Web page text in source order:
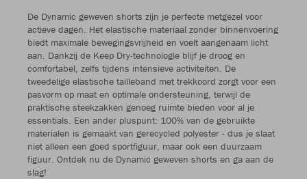
De Dynamic geweven shorts zijn je perfecte metgezel voor
actieve dagen. Het elastische materiaal zonder binnenvoering
biedt maximale bewegingsvrijheid en voelt aangenaam licht
aan. Dankzij de Keep Dry-technologie blijf je droog en
comfortabel, zelfs tijdens intensieve activiteiten. De
tweedelige elastische tailleband met trekkoord zorgt voor een
pasvorm op maat en optimale ondersteuning, terwijl de
praktische steekzakken genoeg ruimte bieden voor al je
essentials. Een ander pluspunt: 100% van de gebruikte
materialen is gemaakt van gerecycled polyester - dus je slaat
niet alleen een goed sportfiguur, maar ook een duurzaam
figuur. Ontdek nu de Dynamic geweven shorts en ga aan de
slag!